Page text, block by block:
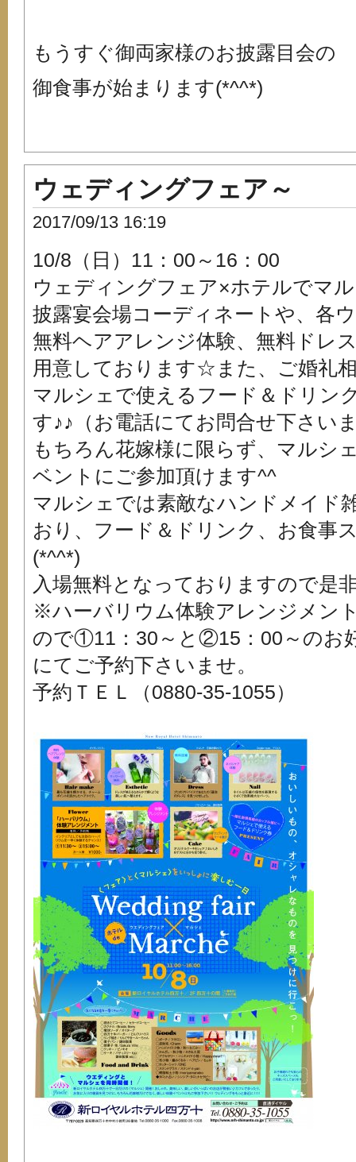
もうすぐ御両家様のお披露目会の
御食事が始まります(*^^*)
ウェディングフェア～
2017/09/13 16:19
10/8（日）11：00～16：00
ウェディングフェア×ホテルでマ
披露宴会場コーディネートや、各
無料ヘアアレンジ体験、無料ドレ
用意しております☆また、ご婚礼
マルシェで使えるフード＆ドリン
す♪♪（お電話にてお問合せ下さい
もちろん花嫁様に限らず、マルシ
ベントにご参加頂けます^^
マルシェでは素敵なハンドメイド
おり、フード＆ドリンク、お食事
(*^^*)
入場無料となっておりますので是
※ハーバリウム体験アレンジメン
ので①11：30～と②15：00～のお
にてご予約下さいませ。
予約ＴＥＬ（0880-35-1055）